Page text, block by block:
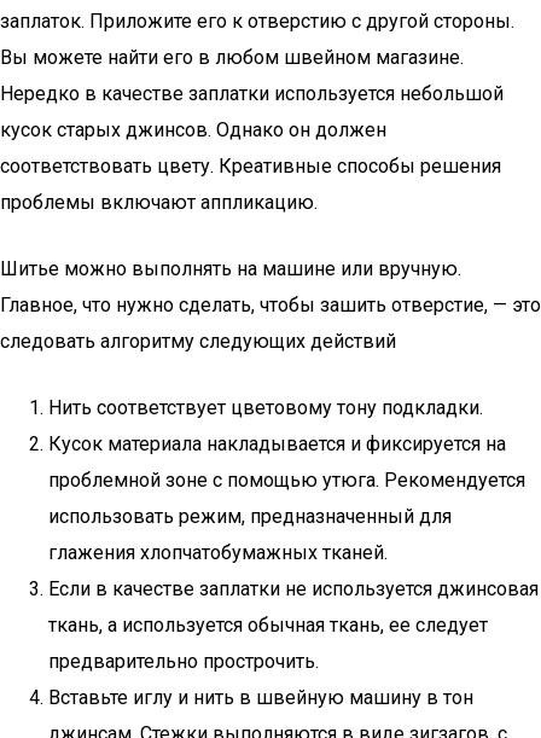
заплаток. Приложите его к отверстию с другой стороны.
Вы можете найти его в любом швейном магазине.
Нередко в качестве заплатки используется небольшой
кусок старых джинсов. Однако он должен
соответствовать цвету. Креативные способы решения
проблемы включают аппликацию.
Шитье можно выполнять на машине или вручную.
Главное, что нужно сделать, чтобы зашить отверстие, — это
следовать алгоритму следующих действий
Нить соответствует цветовому тону подкладки.
Кусок материала накладывается и фиксируется на
проблемной зоне с помощью утюга. Рекомендуется
использовать режим, предназначенный для
глажения хлопчатобумажных тканей.
Если в качестве заплатки не используется джинсовая
ткань, а используется обычная ткань, ее следует
предварительно прострочить.
Вставьте иглу и нить в швейную машину в тон